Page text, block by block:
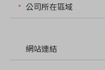
公司所在區域
網站連結